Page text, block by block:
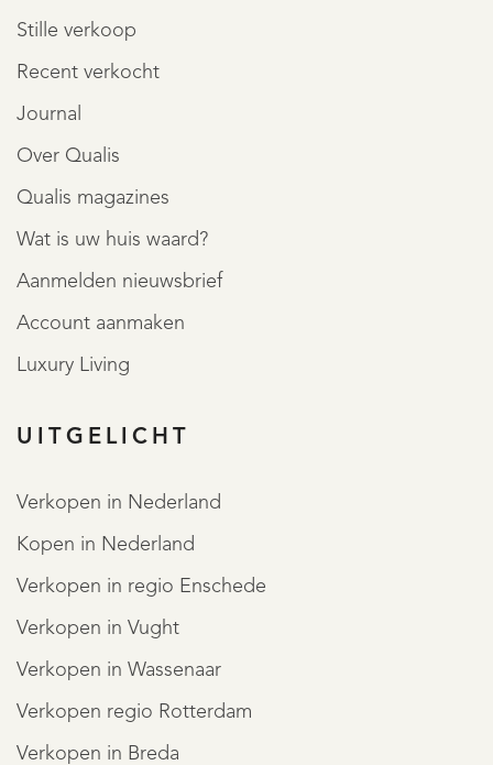
Stille verkoop
Recent verkocht
Journal
Over Qualis
Qualis magazines
Wat is uw huis waard?
Aanmelden nieuwsbrief
Account aanmaken
Luxury Living
UITGELICHT
Verkopen in Nederland
Kopen in Nederland
Verkopen in regio Enschede
Verkopen in Vught
Verkopen in Wassenaar
Verkopen regio Rotterdam
Verkopen in Breda
DIENSTEN
OVER QUALIS